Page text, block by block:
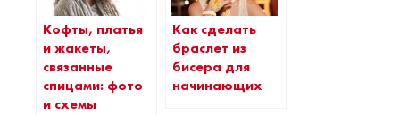
Кофты, платья
и жакеты,
связанные
спицами: фото
и схемы
Как сделать
браслет из
бисера для
начинающих